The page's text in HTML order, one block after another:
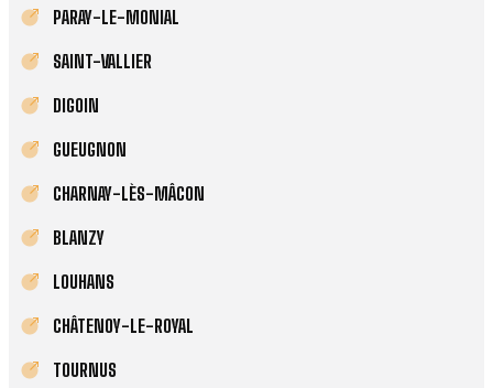
PARAY-LE-MONIAL
SAINT-VALLIER
DIGOIN
GUEUGNON
CHARNAY-LÈS-MÂCON
BLANZY
LOUHANS
CHÂTENOY-LE-ROYAL
TOURNUS